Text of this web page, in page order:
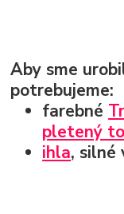
Provence
Aby sme
potrebujeme:
farebné
pletený
ihla, silné